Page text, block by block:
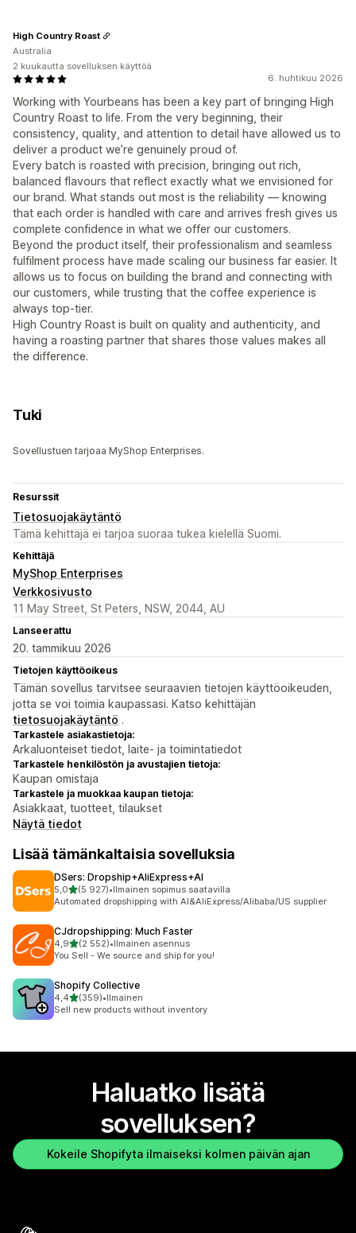
6. huhtikuu 2026
Working with Yourbeans has been a key part of bringing High
Country Roast to life. From the very beginning, their
consistency, quality, and attention to detail have allowed us to
deliver a product we’re genuinely proud of.
Every batch is roasted with precision, bringing out rich,
balanced flavours that reflect exactly what we envisioned for
our brand. What stands out most is the reliability — knowing
that each order is handled with care and arrives fresh gives us
complete confidence in what we offer our customers.
Beyond the product itself, their professionalism and seamless
fulfilment process have made scaling our business far easier. It
allows us to focus on building the brand and connecting with
our customers, while trusting that the coffee experience is
always top-tier.
High Country Roast is built on quality and authenticity, and
having a roasting partner that shares those values makes all
the difference.
High Country Roast
Australia
2 kuukautta sovelluksen käyttöä
Tuki
Sovellustuen tarjoaa MyShop Enterprises.
Resurssit
Tietosuojakäytäntö
Tämä kehittäjä ei tarjoa suoraa tukea kielellä Suomi.
Kehittäjä
MyShop Enterprises
Verkkosivusto
11 May Street, St Peters, NSW, 2044, AU
Lanseerattu
20. tammikuu 2026
Tietojen käyttöoikeus
Tämän sovellus tarvitsee seuraavien tietojen käyttöoikeuden,
jotta se voi toimia kaupassasi. Katso kehittäjän
tietosuojakäytäntö .
Tarkastele asiakastietoja:
Arkaluonteiset tiedot, laite- ja toimintatiedot
Tarkastele henkilöstön ja avustajien tietoja:
Kaupan omistaja
Tarkastele ja muokkaa kaupan tietoja:
Asiakkaat, tuotteet, tilaukset
Näytä tiedot
Lisää tämänkaltaisia sovelluksia
DSers: Dropship+AliExpress+AI
5,0/ 5 tähteä
(5 927)
5927 arvostelua yhteensä
•Ilmainen sopimus saatavilla
Automated dropshipping with AI&AliExpress/Alibaba/US supplier
CJdropshipping: Much Faster
4,9/ 5 tähteä
(2 552)
2552 arvostelua yhteensä
•Ilmainen asennus
You Sell - We source and ship for you!
Shopify Collective
4,4/ 5 tähteä
(359)
359 arvostelua yhteensä
•Ilmainen
Sell new products without inventory
Haluatko lisätä
sovelluksen?
Kokeile Shopifyta ilmaiseksi kolmen päivän ajan